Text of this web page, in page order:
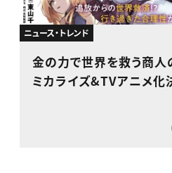
ニュース・トレンド
金の力で世界を救う商人
ミカライズ&TVアニメ化